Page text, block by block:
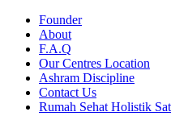
Founder
About
F.A.Q
Our Centres Location
Ashram Discipline
Contact Us
Rumah Sehat Holistik